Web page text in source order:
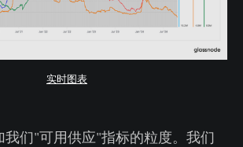
实时图表
我们"可用供应"指标的粒度。我们